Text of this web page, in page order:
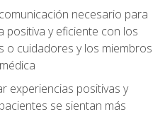
necesario para
positiva y eficiente con los
o cuidadores y los miembros
experiencias positivas y
se sientan más